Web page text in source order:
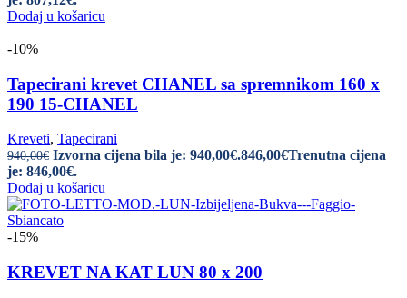
Dodaj u košaricu
-10%
Tapecirani krevet CHANEL sa spremnikom 160 x
190 15-CHANEL
Kreveti, Tapecirani
940,00€ Izvorna cijena bila je: 940,00€.846,00€Trenutna cijena
je: 846,00€.
Dodaj u košaricu
-15%
KREVET NA KAT LUN 80 x 200